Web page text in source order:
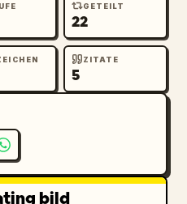
GETEILT
22
ZITATE
5
bild